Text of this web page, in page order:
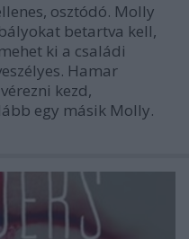
osztódó. Molly
betartva kell,
ki a családi
Hamar
kezd,
egy másik Molly.